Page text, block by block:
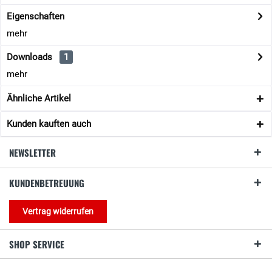
Eigenschaften
mehr
Downloads
1
mehr
Ähnliche Artikel
Kunden kauften auch
NEWSLETTER
KUNDENBETREUUNG
Vertrag widerrufen
SHOP SERVICE